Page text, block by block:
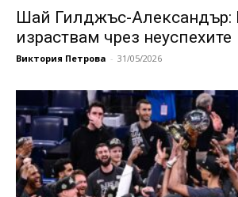
Шай Гилджъс-Александър:
израствам чрез неуспехите
Виктория Петрова - 31/05/2026